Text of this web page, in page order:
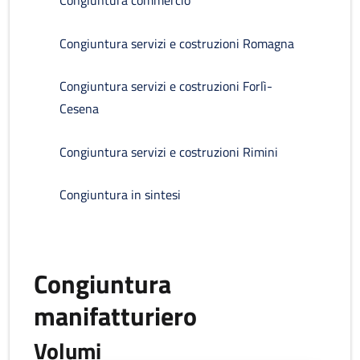
Congiuntura servizi e costruzioni Romagna
Congiuntura servizi e costruzioni Forlì-
Cesena
Congiuntura servizi e costruzioni Rimini
Congiuntura in sintesi
Congiuntura
manifatturiero
Volumi